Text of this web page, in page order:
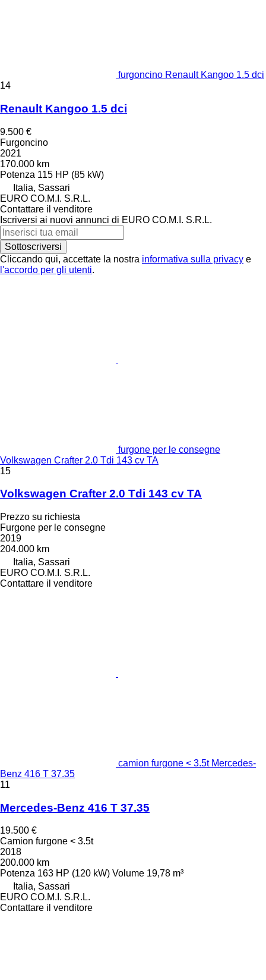
furgoncino Renault Kangoo 1.5 dci
14
Renault Kangoo 1.5 dci
9.500 €
Furgoncino
2021
170.000 km
Potenza 115 HP (85 kW)
Italia, Sassari
EURO CO.M.I. S.R.L.
Contattare il venditore
Iscriversi ai nuovi annunci di EURO CO.M.I. S.R.L.
Sottoscriversi
Cliccando qui, accettate la nostra informativa sulla privacy e
l'accordo per gli utenti.
furgone per le consegne
Volkswagen Crafter 2.0 Tdi 143 cv TA
15
Volkswagen Crafter 2.0 Tdi 143 cv TA
Prezzo su richiesta
Furgone per le consegne
2019
204.000 km
Italia, Sassari
EURO CO.M.I. S.R.L.
Contattare il venditore
camion furgone < 3.5t Mercedes-
Benz 416 T 37.35
11
Mercedes-Benz 416 T 37.35
19.500 €
Camion furgone < 3.5t
2018
200.000 km
Potenza 163 HP (120 kW) Volume 19,78 m³
Italia, Sassari
EURO CO.M.I. S.R.L.
Contattare il venditore